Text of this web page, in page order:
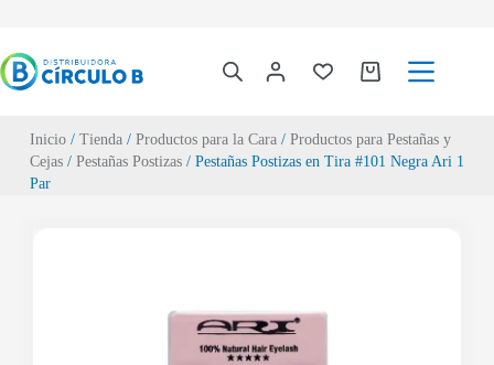
Inicio/ Tienda/ Productos para la Cara/ Productos para Pestañas y
Cejas/ Pestañas Postizas/ Pestañas Postizas en Tira #101 Negra Ari 1
Par